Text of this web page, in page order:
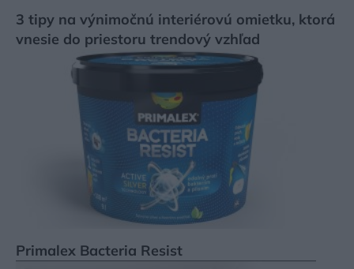
3 tipy na výnimočnú interiérovú omietku, ktorá
vnesie do priestoru trendový vzhľad
Primalex Bacteria Resist